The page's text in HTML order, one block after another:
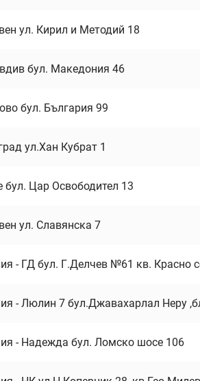
ул. Кирил и Методий 18
бул. Македония 46
бул. България 99
ул.Хан Кубрат 1
бул. Цар Освободител 13
ул. Славянска 7
- ГД бул. Г.Делчев №61 кв. Красно
- Люлин 7 бул.Джавахарлал Неру
- Надежда бул. Ломско шосе 106